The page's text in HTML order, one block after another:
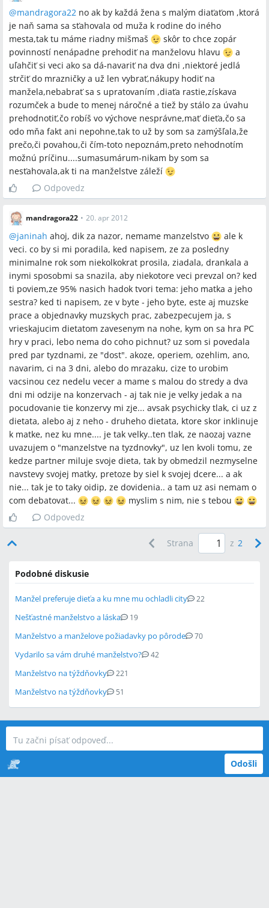
@mandragora22 no ak by každá žena s malým diaťaťom ,ktorá
je naň sama sa sťahovala od muža k rodine do iného
mesta,tak tu máme riadny mišmaš
skôr to chce zopár
povinností nenápadne prehodiť na manželovu hlavu
a
uľahčiť si veci ako sa dá-navariť na dva dni ,niektoré jedlá
strčiť do mrazničky a už len vybrať,nákupy hodiť na
manžela,nebabrať sa s upratovaním ,diaťa rastie,získava
rozumček a bude to menej náročné a tiež by stálo za úvahu
prehodnotiť,čo robíš vo výchove nesprávne,mať dieťa,čo sa
odo mňa fakt ani nepohne,tak to už by som sa zamýšľala,že
prečo,či povahou,či čím-toto nepoznám,preto nehodnotím
možnú príčinu....sumasumárum-nikam by som sa
nesťahovala,ak ti na manželstve záleží
Odpovedz
mandragora22 • 20. apr 2012
@janinah ahoj, dik za nazor, nemame manzelstvo
ale k
veci. co by si mi poradila, ked napisem, ze za posledny
minimalne rok som niekolkokrat prosila, ziadala, drankala a
inymi sposobmi sa snazila, aby niekotore veci prevzal on? ked
ti poviem,ze 95% nasich hadok tvori tema: jeho matka a jeho
sestra? ked ti napisem, ze v byte - jeho byte, este aj muzske
prace a objednavky muzskych prac, zabezpecujem ja, s
vrieskajucim dietatom zavesenym na nohe, kym on sa hra PC
hry v praci, lebo nema do coho pichnut? uz som si povedala
pred par tyzdnami, ze "dost". akoze, operiem, ozehlim, ano,
navarim, ci na 3 dni, alebo do mrazaku, cize to urobim
vacsinou cez nedelu vecer a mame s malou do stredy a dva
dni mi odzije na konzervach - aj tak nie je velky jedak a na
pocudovanie tie konzervy mi zje... avsak psychicky tlak, ci uz z
dietata, alebo aj z neho - druheho dietata, ktore skor inklinuje
k matke, nez ku mne.... je tak velky..ten tlak, ze naozaj vazne
uvazujem o "manzelstve na tyzdnovky", uz len kvoli tomu, ze
kedze partner miluje svoje dieta, tak by obmedzil nezmyselne
navstevy svojej matky, pretoze by siel k svojej dcere... a ak
nie... tak je to taky oidip, ze dovidenia.. a tam uz asi nemam o
com debatovat...
myslim s nim, nie s tebou
Odpovedz
Strana z 2
Podobné diskusie
Manžel preferuje dieťa a ku mne mu ochladli city 22
Nešťastné manželstvo a láska 19
Manželstvo a manželove požiadavky po pôrode 70
Vydarilo sa vám druhé manželstvo? 42
Manželstvo na týždňovky 221
Manželstvo na týždňovky 51
Odošli